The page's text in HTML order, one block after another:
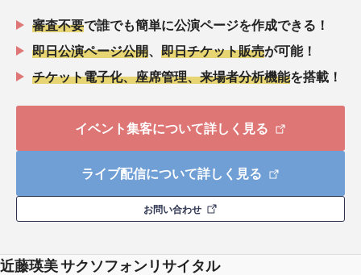
審査不要で誰でも簡単に公演ページを作成できる！
即日公演ページ公開
即日チケット販売が可能！
チケット電子化、座席管理、来場者分析機能を搭載！
イベント集客について詳しく見る
ライブ配信について詳しく見る
お問い合わせ
近藤瑛美 サクソフォンリサイタル